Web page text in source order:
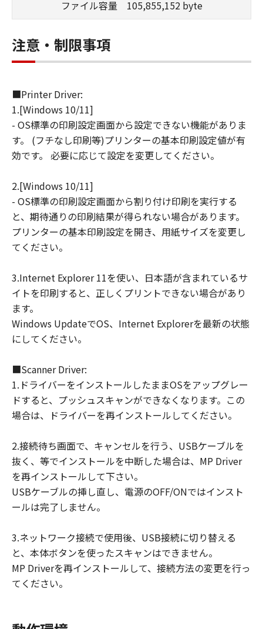
がないこと、その他本ソフトウェアに関し
キヤノン、キヤノンマーケティングジャパ
ン株式会社およびキヤノンのライセンサー
連して生ずる直接的または間接的な損失、
損害等について、いかなる場合においても
一切の責任を負いません。
ユーザーは、日本国政府または該当国の政
府より必要な許可等を得ることなしに、本
たは間接に輸出してはなりません。
ファイル容量 105,855,152 byte
注意・制限事項
■Printer Driver:
1.[Windows 10/11]
- OS標準の印刷設定画面から設定できない機能がありま
す。 (フチなし印刷等)プリンターの基本印刷設定値が有
効です。 必要に応じて設定を変更してください。
2.[Windows 10/11]
- OS標準の印刷設定画面から割り付け印刷を実行する
と、期待通りの印刷結果が得られない場合があります。
プリンターの基本印刷設定を開き、用紙サイズを変更し
てください。
3.Internet Explorer 11を使い、日本語が含まれているサ
イトを印刷すると、正しくプリントできない場合があり
ます。
Windows UpdateでOS、Internet Explorerを最新の状態
にしてください。
■Scanner Driver:
1.ドライバーをインストールしたままOSをアップグレー
ドすると、プッシュスキャンができなくなります。この
場合は、ドライバーを再インストールしてください。
2.接続待ち画面で、キャンセルを行う、USBケーブルを
抜く、等でインストールを中断した場合は、MP Driver
を再インストールして下さい。
USBケーブルの挿し直し、電源のOFF/ONではインスト
ールは完了しません。
3.ネットワーク接続で使用後、USB接続に切り替える
と、本体ボタンを使ったスキャンはできません。
MP Driverを再インストールして、接続方法の変更を行っ
てください。